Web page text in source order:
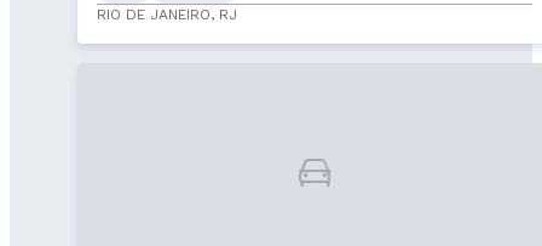
RIO DE JANEIRO, RJ